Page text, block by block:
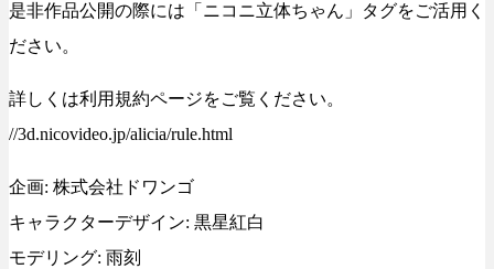
是非作品公開の際には「ニコニ立体ちゃん」タグをご活用く
ださい。
詳しくは利用規約ページをご覧ください。
//3d.nicovideo.jp/alicia/rule.html
企画: 株式会社ドワンゴ
キャラクターデザイン: 黒星紅白
モデリング: 雨刻